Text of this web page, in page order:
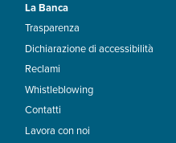
La Banca
Trasparenza
Dichiarazione di accessibilità
Reclami
Whistleblowing
Contatti
Lavora con noi